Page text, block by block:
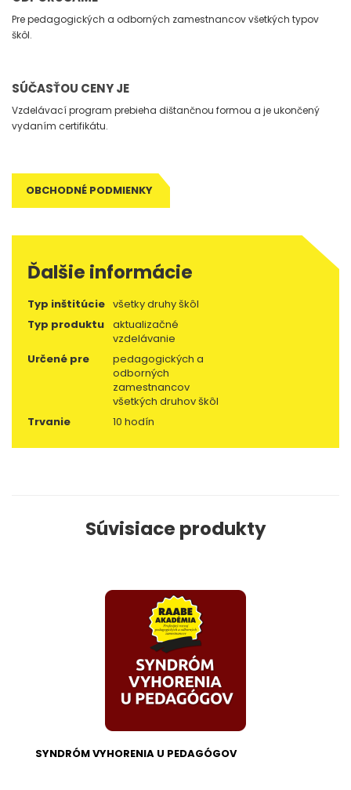
Pre pedagogických a odborných zamestnancov všetkých typov
škôl.
SÚČASŤOU CENY JE
Vzdelávací program prebieha dištančnou formou a je ukončený
vydaním certifikátu.
OBCHODNÉ PODMIENKY
Ďalšie informácie
Typ inštitúcie všetky druhy škôl
Typ produktu aktualizačné
vzdelávanie
Určené pre
pedagogických a
odborných
zamestnancov
všetkých druhov škôl
Trvanie
10 hodín
Súvisiace produkty
SYNDRÓM VYHORENIA U PEDAGÓGOV